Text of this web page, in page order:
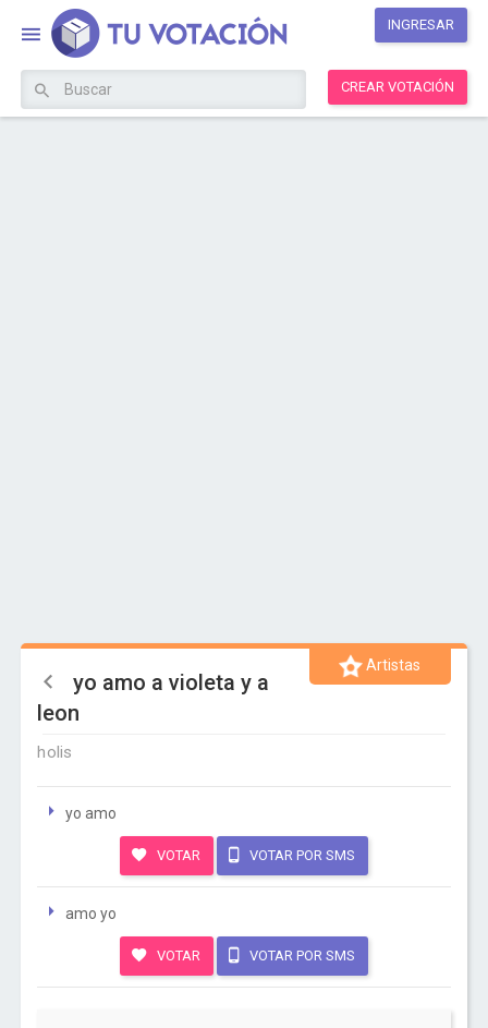
INGRESAR
CREAR VOTACIÓN
Artistas
yo amo a violeta y a
leon
holis
yo amo
VOTAR VOTAR POR SMS
amo yo
VOTAR VOTAR POR SMS